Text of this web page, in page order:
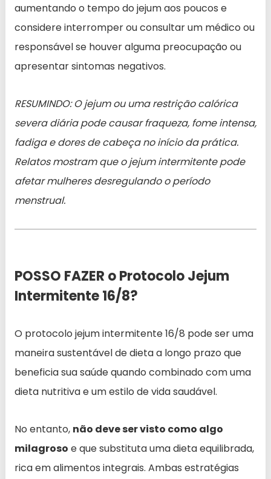
aumentando o tempo do jejum aos poucos e
considere interromper ou consultar um médico ou
responsável se houver alguma preocupação ou
apresentar sintomas negativos.
RESUMINDO: O jejum ou uma restrição calórica
severa diária pode causar fraqueza, fome intensa,
fadiga e dores de cabeça no início da prática.
Relatos mostram que o jejum intermitente pode
afetar mulheres desregulando o período
menstrual.
POSSO FAZER o Protocolo Jejum
Intermitente 16/8?
O protocolo jejum intermitente 16/8 pode ser uma
maneira sustentável de dieta a longo prazo que
beneficia sua saúde quando combinado com uma
dieta nutritiva e um estilo de vida saudável.
No entanto, não deve ser visto como algo
milagroso e que substituta uma dieta equilibrada,
rica em alimentos integrais. Ambas estratégias